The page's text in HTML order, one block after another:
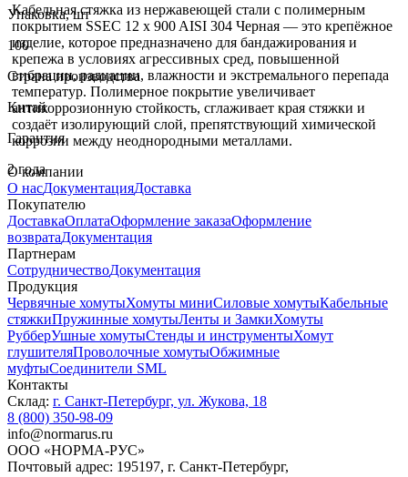
Упаковка, шт
100
Страна производства
Китай
Гарантия
2 года
Кабельная стяжка из нержавеющей стали с полимерным
покрытием SSEC 12 x 900 AISI 304 Черная — это крепёжное
изделие, которое предназначено для бандажирования и
крепежа в условиях агрессивных сред, повышенной
вибрации, радиации, влажности и экстремального перепада
температур. Полимерное покрытие увеличивает
антикоррозионную стойкость, сглаживает края стяжки и
создаёт изолирующий слой, препятствующий химической
коррозии между неоднородными металлами.
О компании
О насДокументацияДоставка
Покупателю
ДоставкаОплатаОформление заказаОформление
возвратаДокументация
Партнерам
СотрудничествоДокументация
Продукция
Червячные хомутыХомуты миниСиловые хомутыКабельные
стяжкиПружинные хомутыЛенты и ЗамкиХомуты
РубберУшные хомутыСтенды и инструментыХомут
глушителяПроволочные хомутыОбжимные
муфтыСоединители SML
Контакты
Склад: г. Санкт-Петербург, ул. Жукова, 18
8 (800) 350-98-09
info@normarus.ru
ООО «НОРМА-РУС»
Почтовый адрес: 195197, г. Санкт-Петербург,